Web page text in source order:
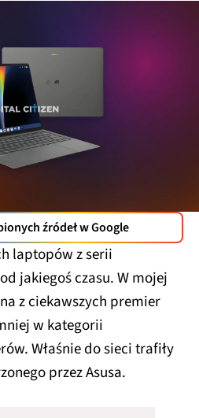
źródeł w Google
laptopów z serii
jakiegoś czasu. W mojej
z ciekawszych premier
w kategorii
Właśnie do sieci trafiły
przez Asusa.